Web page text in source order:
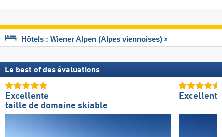
Hôtels : Wiener Alpen (Alpes viennoises)
Le best of des évaluations
Excellente
taille de domaine skiable
Excellent